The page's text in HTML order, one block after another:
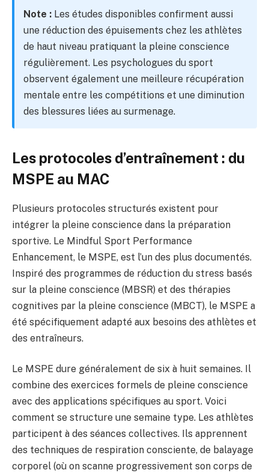
Note : Les études disponibles confirment aussi
une réduction des épuisements chez les athlètes
de haut niveau pratiquant la pleine conscience
régulièrement. Les psychologues du sport
observent également une meilleure récupération
mentale entre les compétitions et une diminution
des blessures liées au surmenage.
Les protocoles d’entraînement : du
MSPE au MAC
Plusieurs protocoles structurés existent pour
intégrer la pleine conscience dans la préparation
sportive. Le Mindful Sport Performance
Enhancement, le MSPE, est l’un des plus documentés.
Inspiré des programmes de réduction du stress basés
sur la pleine conscience (MBSR) et des thérapies
cognitives par la pleine conscience (MBCT), le MSPE a
été spécifiquement adapté aux besoins des athlètes et
des entraîneurs.
Le MSPE dure généralement de six à huit semaines. Il
combine des exercices formels de pleine conscience
avec des applications spécifiques au sport. Voici
comment se structure une semaine type. Les athlètes
participent à des séances collectives. Ils apprennent
des techniques de respiration consciente, de balayage
corporel (où on scanne progressivement son corps de